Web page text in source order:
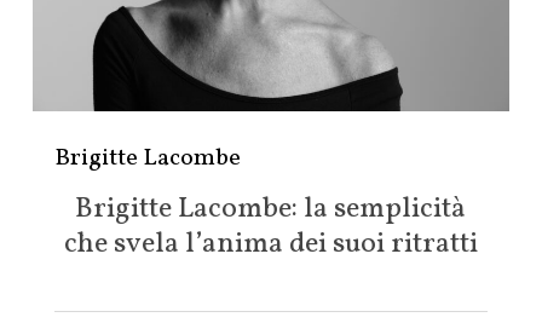
Brigitte Lacombe
Brigitte Lacombe: la semplicità
che svela l’anima dei suoi ritratti